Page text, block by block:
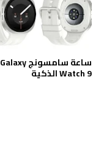
ساعة سامسونج Galaxy
Watch 9 الذكية